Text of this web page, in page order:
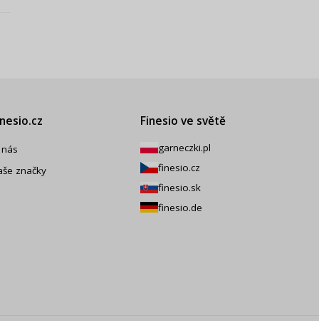
značky
Finesio ve světě
garneczki.pl
finesio.cz
finesio.sk
finesio.de